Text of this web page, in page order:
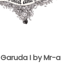
Garuda I by Mr-a